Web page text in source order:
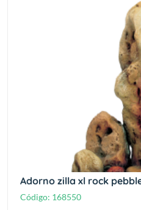
Adorno zilla xl rock
Código: 168550